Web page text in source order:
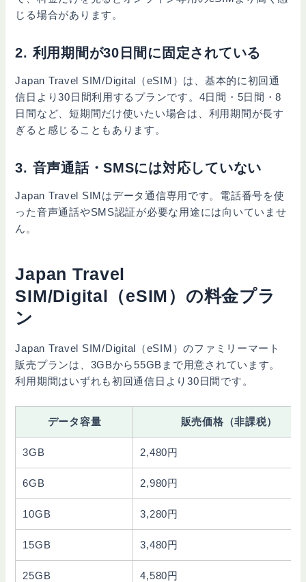
じる場合があります。
2. 利用期間が30日間に固定されている
Japan Travel SIM/Digital（eSIM）は、基本的に初回通
信日より30日間利用するプランです。4日間・5日間・8
日間など、短期間だけ使いたい場合は、利用期間が長す
ぎると感じることもあります。
3. 音声通話・SMSには対応していない
Japan Travel SIMはデータ通信専用です。電話番号を使
った音声通話やSMS認証が必要な用途には向いていませ
ん。
Japan Travel
SIM/Digital（eSIM）の料金プラ
ン
Japan Travel SIM/Digital（eSIM）のファミリーマート
販売プランは、3GBから55GBまで用意されています。
利用期間はいずれも初回通信日より30日間です。
データ容量 販売価格（非課税）
3GB 2,480円
6GB 2,980円
10GB 3,280円
15GB 3,480円
25GB 4,580円